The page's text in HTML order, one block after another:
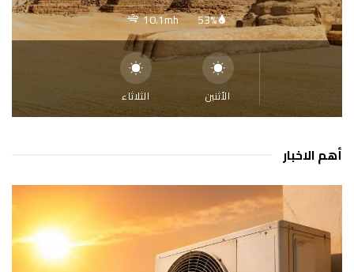
53%
10.1mh
الأثنين الثلاثاء
أهم الاخبار